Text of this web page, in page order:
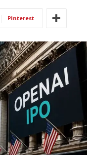
Pinterest